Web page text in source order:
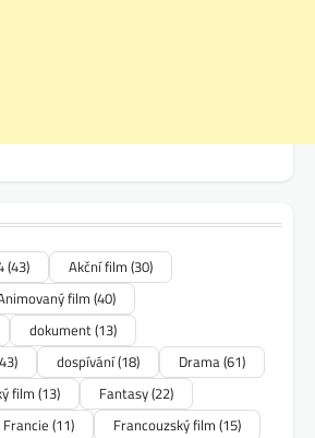
(43) Akční film (30)
film (40)
dokument(13)
dospívání(18) Drama(61)
film(13) Fantasy(22)
Francie (11) Francouzský film (15)